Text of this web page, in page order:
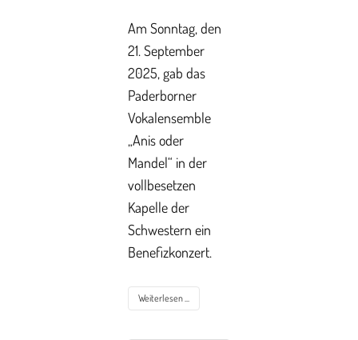
Am Sonntag, den
21. September
2025, gab das
Paderborner
Vokalensemble
„Anis oder
Mandel“ in der
vollbesetzen
Kapelle der
Schwestern ein
Benefizkonzert.
Weiterlesen ...